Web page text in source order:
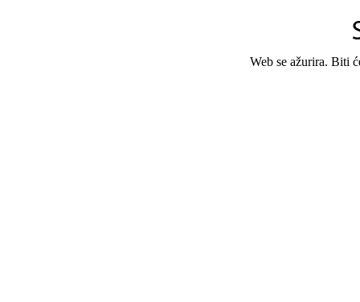
Web se ažurira. Biti